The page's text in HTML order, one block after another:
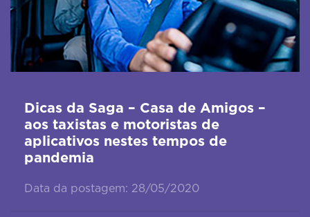
Dicas da Saga – Casa de Amigos –
aos taxistas e motoristas de
aplicativos nestes tempos de
pandemia
Data da postagem: 28/05/2020